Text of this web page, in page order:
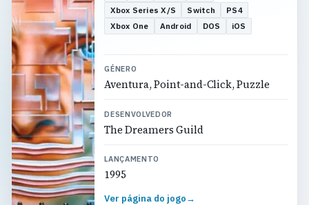
Xbox Series X/S
Switch
PS4
Xbox One
Android DOS iOS
GÉNERO
Aventura, Point-and-Click, Puzzle
DESENVOLVEDOR
The Dreamers Guild
LANÇAMENTO
1995
Ver página do jogo→